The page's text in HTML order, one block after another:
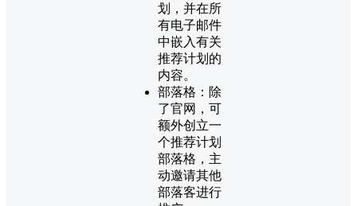
划，并在所
有电子邮件
中嵌入有关
推荐计划的
内容。
部落格：除
了官网，可
额外创立一
个推荐计划
部落格，主
动邀请其他
部落客进行